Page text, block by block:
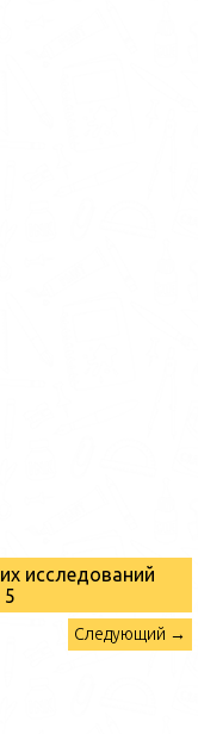
исследований
5
Следующий →